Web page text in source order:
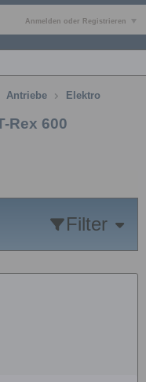
Anmelden oder Registrieren
Antriebe Elektro
Rex 600
Filter